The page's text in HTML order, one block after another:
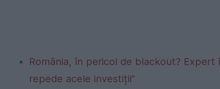
România, în pericol de blackout?
repede acele investiții”